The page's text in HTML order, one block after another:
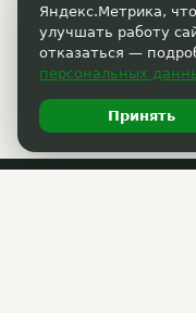
Яндекс.Метрика,
улучшать работу
отказаться —
персональных
Принять